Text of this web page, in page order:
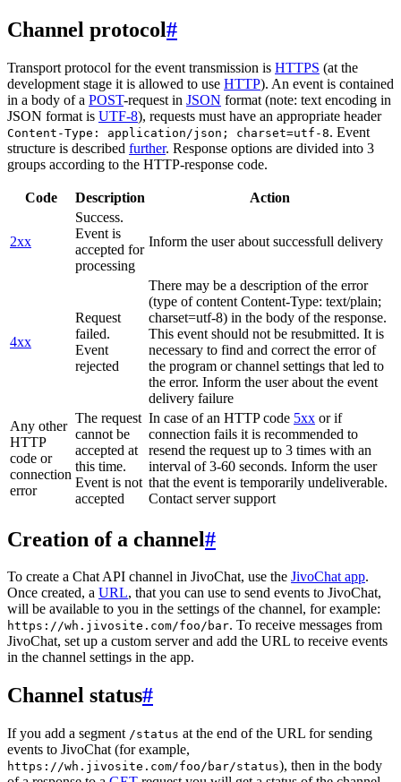
Channel protocol#
Transport protocol for the event transmission is HTTPS (at the
development stage it is allowed to use HTTP). An event is contained
in a body of a POST-request in JSON format (note: text encoding in
JSON format is UTF-8), requests must have an appropriate header
Content-Type: application/json; charset=utf-8. Event
structure is described further. Response options are divided into 3
groups according to the HTTP-response code.
Code Description Action
2xx
Success.
Event is
accepted for
processing
Inform the user about successfull delivery
4xx
Request
failed.
Event
rejected
There may be a description of the error
(type of content Content-Type: text/plain;
charset=utf-8) in the body of the response.
This event should not be resubmitted. It is
necessary to find and correct the error of
the program or channel settings that led to
the error. Inform the user about the event
delivery failure
Any other
HTTP
code or
connection
error
The request
cannot be
accepted at
this time.
Event is not
accepted
In case of an HTTP code 5xx or if
connection fails it is recommended to
resend the request up to 3 times with an
interval of 3-60 seconds. Inform the user
that the event is temporarily undeliverable.
Contact server support
Creation of a channel#
To create a Chat API channel in JivoChat, use the JivoChat app.
Once created, a URL, that you can use to send events to JivoChat,
will be available to you in the settings of the channel, for example:
https://wh.jivosite.com/foo/bar. To receive messages from
JivoChat, set up a custom server and add the URL to receive events
in the channel settings in the app.
Channel status#
If you add a segment /status at the end of the URL for sending
events to JivoChat (for example,
https://wh.jivosite.com/foo/bar/status), then in the body